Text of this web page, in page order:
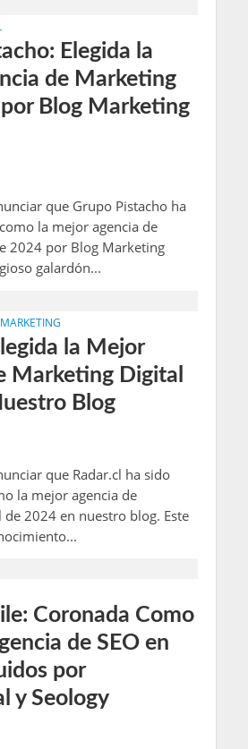
Elegida la
de Marketing
Blog Marketing
que Grupo Pistacho ha
la mejor agencia de
2024 por Blog Marketing
galardón...
la Mejor
Marketing Digital
Blog
que Radar.cl ha sido
la mejor agencia de
2024 en nuestro blog. Este
Coronada Como
de SEO en
por
y Seology